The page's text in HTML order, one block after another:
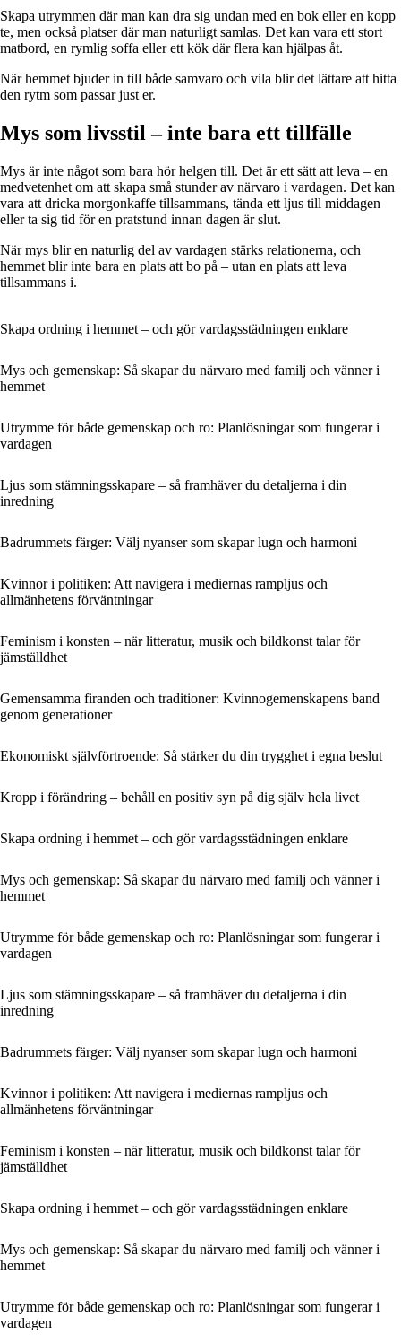
Skapa utrymmen där man kan dra sig undan med en bok eller en kopp
te, men också platser där man naturligt samlas. Det kan vara ett stort
matbord, en rymlig soffa eller ett kök där flera kan hjälpas åt.
När hemmet bjuder in till både samvaro och vila blir det lättare att hitta
den rytm som passar just er.
Mys som livsstil – inte bara ett tillfälle
Mys är inte något som bara hör helgen till. Det är ett sätt att leva – en
medvetenhet om att skapa små stunder av närvaro i vardagen. Det kan
vara att dricka morgonkaffe tillsammans, tända ett ljus till middagen
eller ta sig tid för en pratstund innan dagen är slut.
När mys blir en naturlig del av vardagen stärks relationerna, och
hemmet blir inte bara en plats att bo på – utan en plats att leva
tillsammans i.
Skapa ordning i hemmet – och gör vardagsstädningen enklare
Mys och gemenskap: Så skapar du närvaro med familj och vänner i
hemmet
Utrymme för både gemenskap och ro: Planlösningar som fungerar i
vardagen
Ljus som stämningsskapare – så framhäver du detaljerna i din
inredning
Badrummets färger: Välj nyanser som skapar lugn och harmoni
Kvinnor i politiken: Att navigera i mediernas rampljus och
allmänhetens förväntningar
Feminism i konsten – när litteratur, musik och bildkonst talar för
jämställdhet
Gemensamma firanden och traditioner: Kvinnogemenskapens band
genom generationer
Ekonomiskt självförtroende: Så stärker du din trygghet i egna beslut
Kropp i förändring – behåll en positiv syn på dig själv hela livet
Skapa ordning i hemmet – och gör vardagsstädningen enklare
Mys och gemenskap: Så skapar du närvaro med familj och vänner i
hemmet
Utrymme för både gemenskap och ro: Planlösningar som fungerar i
vardagen
Ljus som stämningsskapare – så framhäver du detaljerna i din
inredning
Badrummets färger: Välj nyanser som skapar lugn och harmoni
Kvinnor i politiken: Att navigera i mediernas rampljus och
allmänhetens förväntningar
Feminism i konsten – när litteratur, musik och bildkonst talar för
jämställdhet
Skapa ordning i hemmet – och gör vardagsstädningen enklare
Mys och gemenskap: Så skapar du närvaro med familj och vänner i
hemmet
Utrymme för både gemenskap och ro: Planlösningar som fungerar i
vardagen